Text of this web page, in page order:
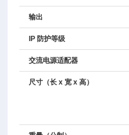
输出
IP 防护等级
交流电源适配器
尺寸（长 x 宽 x 高）